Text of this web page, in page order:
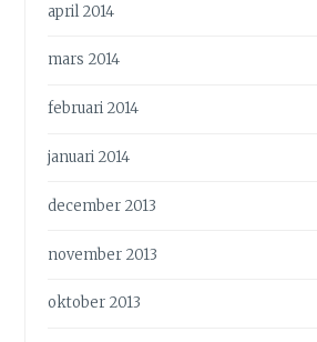
april 2014
mars 2014
februari 2014
januari 2014
december 2013
november 2013
oktober 2013